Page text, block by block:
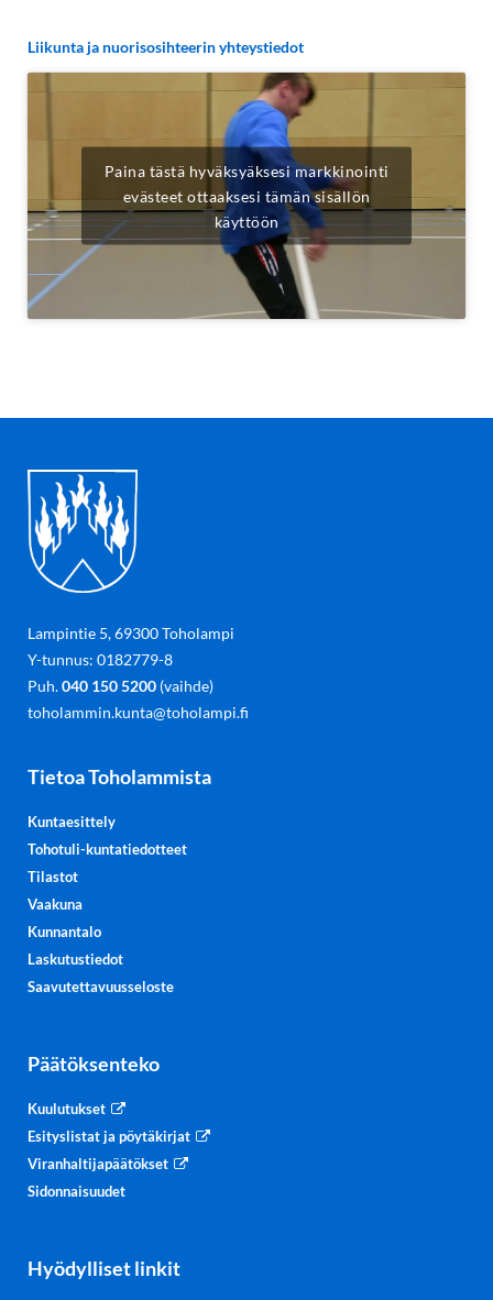
Liikunta ja nuorisosihteerin yhteystiedot
Paina tästä hyväksyäksesi markkinointi
evästeet ottaaksesi tämän sisällön
käyttöön
Lampintie 5, 69300 Toholampi
Y-tunnus: 0182779-8
Puh.040 150 5200(vaihde)
toholammin.kunta@toholampi.fi
Tietoa Toholammista
Kuntaesittely
Tohotuli-kuntatiedotteet
Tilastot
Vaakuna
Kunnantalo
Laskutustiedot
Saavutettavuusseloste
Päätöksenteko
Kuulutukset
Esityslistat ja pöytäkirjat
Viranhaltijapäätökset
Sidonnaisuudet
Hyödylliset linkit